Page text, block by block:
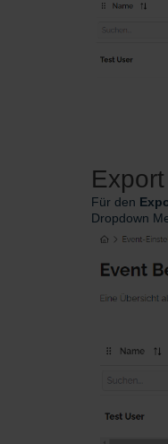
Für den
Dropdown